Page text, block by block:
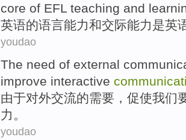
core of EFL teaching and
英语的语言能力和交际能力是英
youdao
The need of external
improve interactive
由于对外交流的需要 ， 促使我们
力 。
youdao